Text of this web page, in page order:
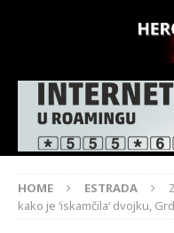
HOME ESTRADA
kako je ‘iskamčila‘ dvojku,